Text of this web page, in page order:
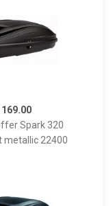
169.00
Spark 320
metallic 22400